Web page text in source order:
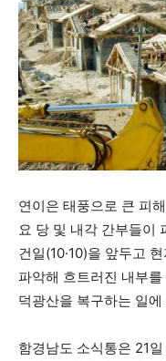
연이은 태풍으로 큰 피
요 당 및 내각 간부들이
건일(10·10)을 앞두고
파악해 흐트러진 내부
덕광산을 복구하는 일
함경남도 소식통은 21